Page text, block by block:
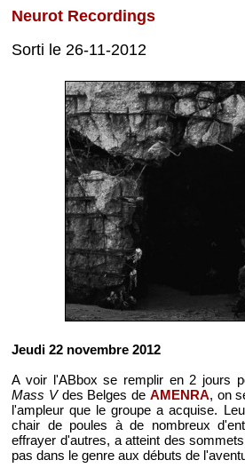
Neurot Recordings
Sorti le 26-11-2012
Jeudi 22 novembre 2012
A voir l'ABbox se remplir en 2 jours
Mass Vdes Belges de AMENRA, on
l'ampleur que le groupe a acquise.
chair de poules à de nombreux
effrayer d'autres, a atteint des
pas dans le genre aux débuts de